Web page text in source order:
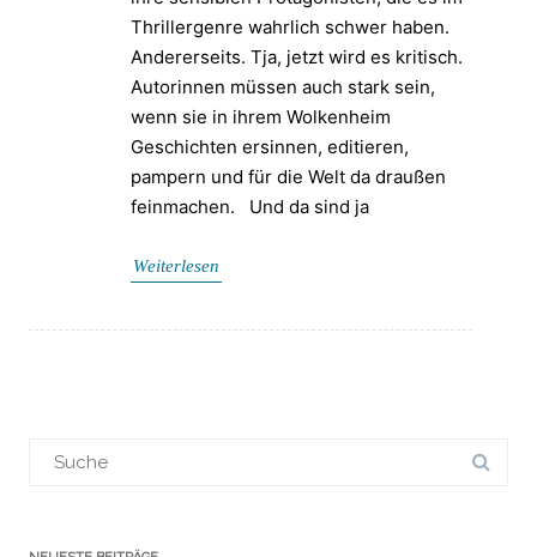
Thrillergenre wahrlich schwer haben.
Andererseits. Tja, jetzt wird es kritisch.
Autorinnen müssen auch stark sein,
wenn sie in ihrem Wolkenheim
Geschichten ersinnen, editieren,
pampern und für die Welt da draußen
feinmachen. Und da sind ja
Weiterlesen
für: